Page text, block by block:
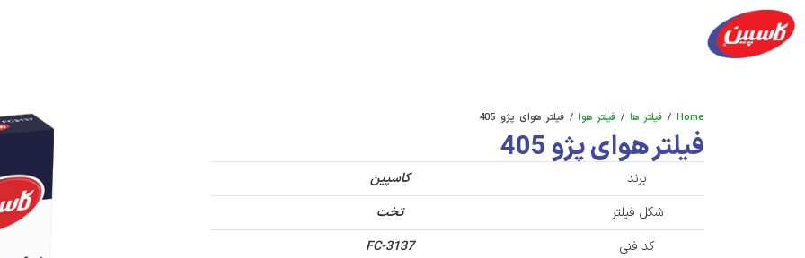
Home
/ فیلتر ها / فیلتر هوا / فیلتر هوای پژو 405
فیلتر هوای پژو 405
برند
کاسپین
شکل فیلتر
تخت
کد فنی
FC-3137